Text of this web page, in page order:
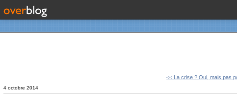
<< La crise ? Oui, mais pas
4 octobre 2014